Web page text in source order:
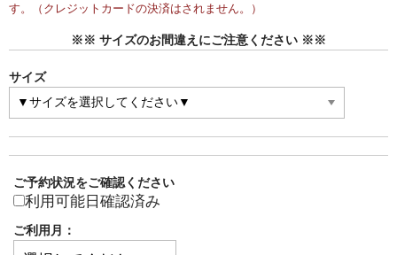
す。（クレジットカードの決済はされません。）
※※ サイズのお間違えにご注意ください ※※
サイズ
ご予約状況をご確認ください
利用可能日確認済み
ご利用月：